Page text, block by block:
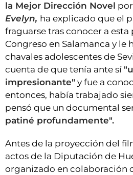
la Mejor Dirección Novel
Evelyn, ha explicado que el
fraguarse tras conocer a esta
Congreso en Salamanca y le
chavales adolescentes de
cuenta de que tenía ante sí
impresionante" y fue a
entonces, había trabajado
pensó que un documental
patiné profundamente".
Antes de la proyección del
actos de la Diputación de
organizado en colaboración